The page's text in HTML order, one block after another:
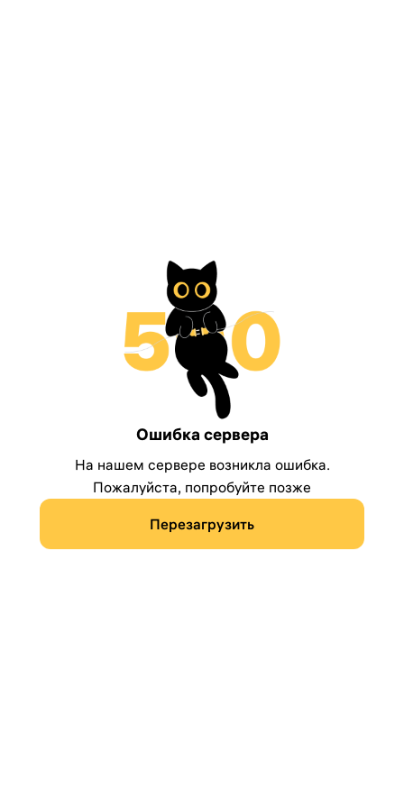
Ошибка сервера
На нашем сервере возникла ошибка.
Пожалуйста, попробуйте позже
Перезагрузить